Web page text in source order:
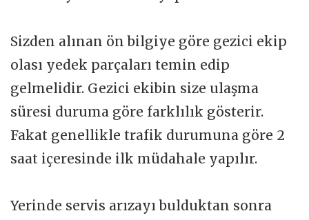
Sizden alınan ön bilgiye göre gezici ekip
olası yedek parçaları temin edip
gelmelidir. Gezici ekibin size ulaşma
süresi duruma göre farklılık gösterir.
Fakat genellikle trafik durumuna göre 2
saat içeresinde ilk müdahale yapılır.
Yerinde servis arızayı bulduktan sonra